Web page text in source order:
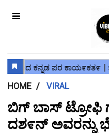
HOME VIRAL
ಬಿಗ್ ಬಾಸ್ ಟ್ರೋಫಿ
ದಶ೯ನ್ ಅವರನ್ನು